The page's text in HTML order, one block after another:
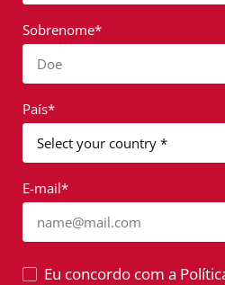
Sobrenome*
Doe
País*
E-mail*
name@mail.com
Eu concordo com a